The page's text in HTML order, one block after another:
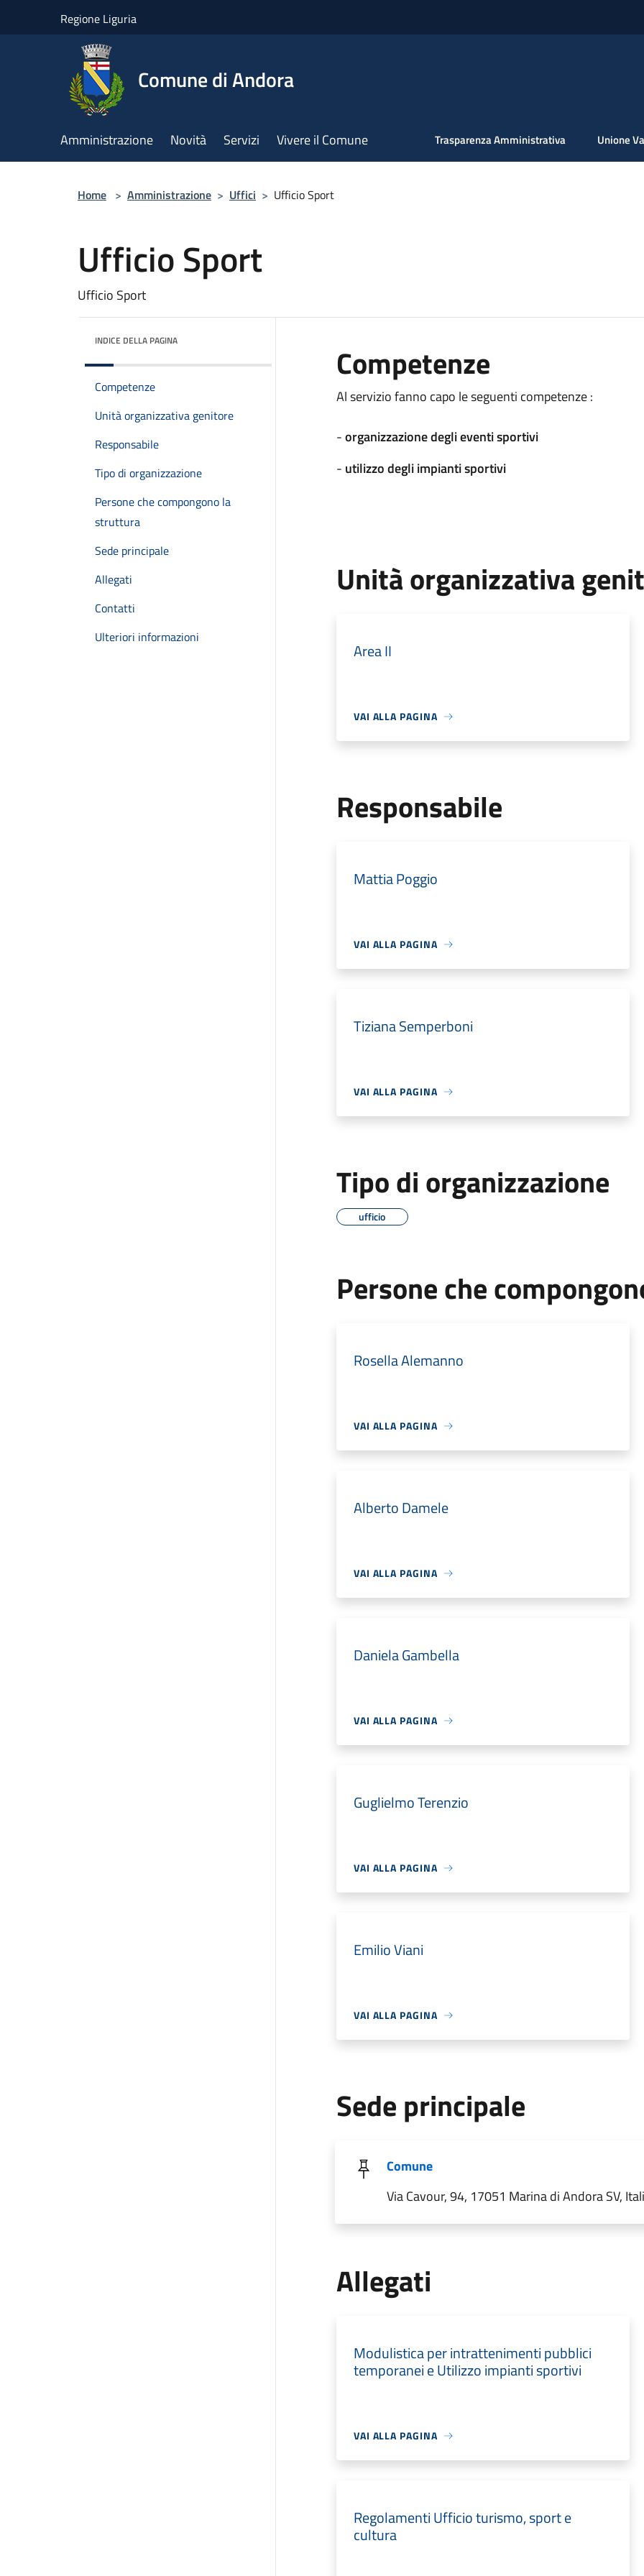
Regione Liguria
Comune di Andora
Amministrazione Novità Servizi Vivere il Comune Trasparenza Amministrativa Unione
Home > Amministrazione > Uffici > Ufficio Sport
Ufficio Sport
Ufficio Sport
INDICE DELLA PAGINA
Competenze
Unità organizzativa genitore
Responsabile
Tipo di organizzazione
Persone che compongono la
struttura
Sede principale
Allegati
Contatti
Ulteriori informazioni
Competenze
Al servizio fanno capo le seguenti competenze :
-organizzazione degli eventi sportivi
- utilizzo degli impianti sportivi
Unità organizzativa
Area II
VAI ALLA PAGINA
Responsabile
Mattia Poggio
VAI ALLA PAGINA
Tiziana Semperboni
VAI ALLA PAGINA
Tipo di organizzazione
ufficio
Persone che
Rosella Alemanno
VAI ALLA PAGINA
Alberto Damele
VAI ALLA PAGINA
Daniela Gambella
VAI ALLA PAGINA
Guglielmo Terenzio
VAI ALLA PAGINA
Emilio Viani
VAI ALLA PAGINA
Sede principale
Comune
Via Cavour, 94, 17051 Marina di Andora SV,
Allegati
Modulistica per intrattenimenti pubblici
temporanei e Utilizzo impianti sportivi
VAI ALLA PAGINA
Regolamenti Ufficio turismo, sport e
cultura